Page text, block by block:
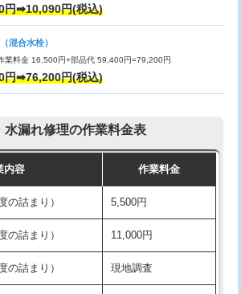
・埋め戻し作業）
未満）
以上）
10㎝まで） 27,500円
10㎝超え） 38,500円
38,500円
現場見積
（壁付・デッキ
栓（壁付・デッキ
16,500円+材料費
））
部品） 11,000円+材料費
栓） 13,200円
水栓） 16,500円
器・分岐水栓） 16,500円
ル加工) 16,500円
円➡10,090円(税込)
混合水栓）
業料金 16,500円+部品代 59,400円=79,200円
円➡76,200円(税込)
水漏れ修理の作業料金表
内容 作業料金
の詰まり） 5,500円
の詰まり） 11,000円
の詰まり） 現地調査